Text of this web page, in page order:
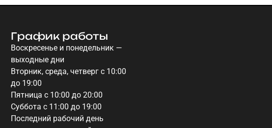
График работы
Воскресенье и понедельник —
выходные дни
Вторник, среда, четверг с 10:00
до 19:00
Пятница с 10:00 до 20:00
Суббота с 11:00 до 19:00
Последний рабочий день